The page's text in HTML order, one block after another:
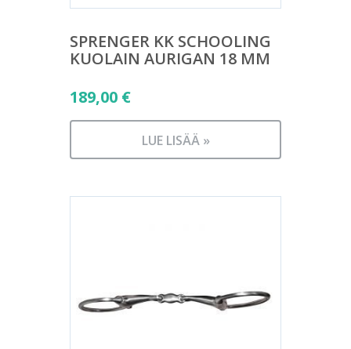
SPRENGER KK SCHOOLING
KUOLAIN AURIGAN 18 MM
189,00 €
LUE LISÄÄ »